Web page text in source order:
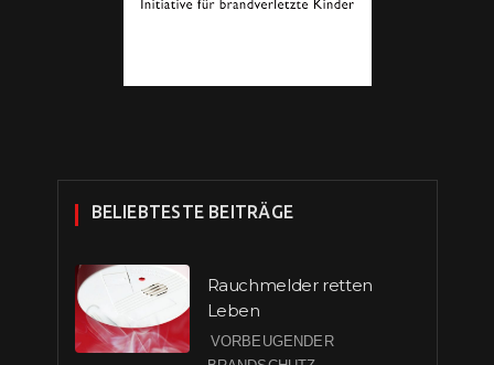
BELIEBTESTE BEITRÄGE
Rauchmelder retten
Leben
VORBEUGENDER